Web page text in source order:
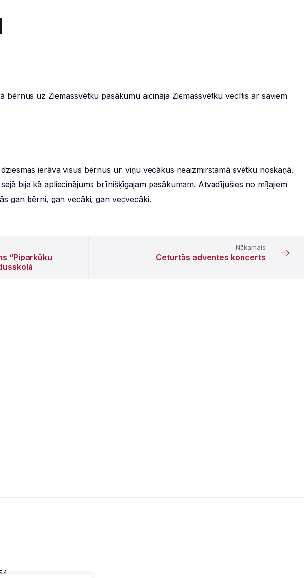
bērnus uz Ziemassvētku pasākumu aicināja Ziemassvētku vecītis ar saviem
ierāva visus bērnus un viņu vecākus neaizmirstamā svētku noskaņā.
bija kā apliecinājums brīnišķīgajam pasākumam. Atvadījušies no mīļajiem
gan bērni, gan vecāki, gan vecvecāki.
“Piparkūku
Nākamais
Ceturtās adventes koncerts